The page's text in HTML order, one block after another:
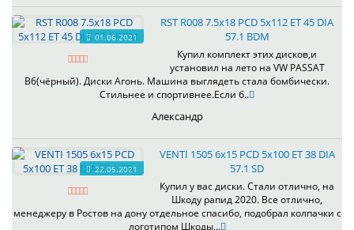
01.06.2021
RST R008 7.5x18 PCD 5x112 ET 45 DIA
57.1 BDM
Купил комплект этих дисков,и
установил на лето на VW PASSAT
B6(чёрный). Диски Агонь. Машина выглядеть стала бомбически.
Стильнее и спортивнее.Если б..
Александр
22.05.2021
VENTI 1505 6x15 PCD 5x100 ET 38 DIA
57.1 SD
Купил у вас диски. Стали отлично, на
Шкоду рапид 2020. Все отлично,
менеджеру в Ростов на дону отдельное спасибо, подобрал колпачки с
логотипом Шкоды,..